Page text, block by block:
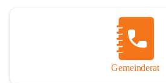
Gemeinderat